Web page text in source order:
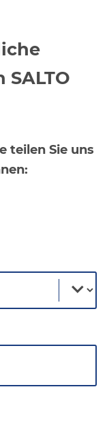
teilen Sie uns